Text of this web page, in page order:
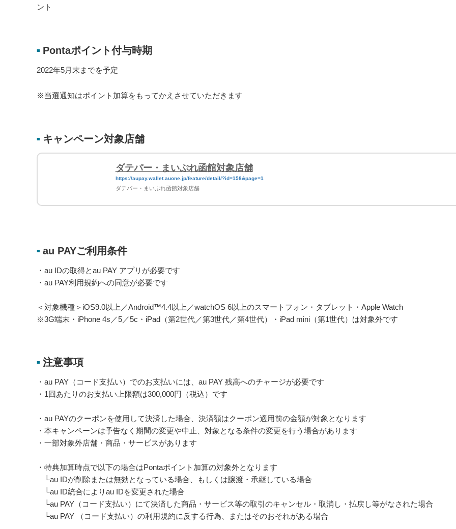
ント
■ Pontaポイント付与時期
2022年5月末までを予定
※当選通知はポイント加算をもってかえさせていただきます
■ キャンペーン対象店舗
ダテパー・まいぷれ函館対象店舗
https://aupay.wallet.auone.jp/feature/detail/?id=158&page=1
ダテパー・まいぷれ函館対象店舗
■ au PAYご利用条件
・au IDの取得とau PAY アプリが必要です
・au PAY利用規約への同意が必要です
＜対象機種＞iOS9.0以上／Android™4.4以上／watchOS 6以上のスマートフォン・タブレット・Apple Watch
※3G端末・iPhone 4s／5／5c・iPad（第2世代／第3世代／第4世代）・iPad mini（第1世代）は対象外です
■ 注意事項
・au PAY（コード支払い）でのお支払いには、au PAY 残高へのチャージが必要です
・1回あたりのお支払い上限額は300,000円（税込）です
・au PAYのクーポンを使用して決済した場合、決済額はクーポン適用前の金額が対象となります
・本キャンペーンは予告なく期間の変更や中止、対象となる条件の変更を行う場合があります
・一部対象外店舗・商品・サービスがあります
・特典加算時点で以下の場合はPontaポイント加算の対象外となります
└au IDが削除または無効となっている場合、もしくは譲渡・承継している場合
└au ID統合によりau IDを変更された場合
└au PAY（コード支払い）にて決済した商品・サービス等の取引のキャンセル・取消し・払戻し等がなされた場合
└au PAY （コード支払い）の利用規約に反する行為、またはそのおそれがある場合